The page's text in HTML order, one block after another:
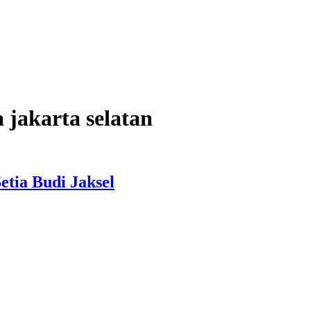
jakarta selatan
Budi Jaksel